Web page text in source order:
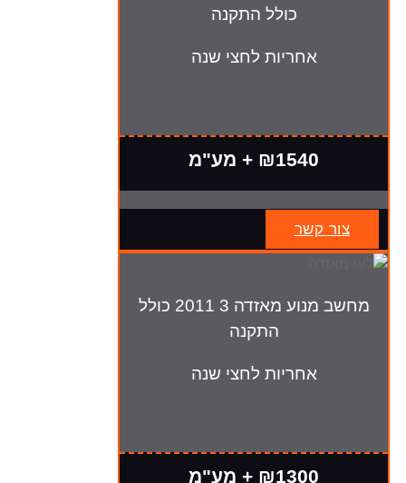
כולל התקנה
אחריות לחצי שנה
₪1540 + מע"מ
צור קשר
מחשב מנוע מאזדה 3 2011 כולל
התקנה
אחריות לחצי שנה
₪1300 + מע"מ